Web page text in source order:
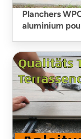
Planchers
aluminium